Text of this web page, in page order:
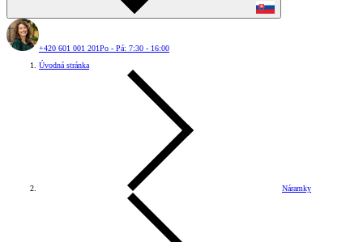
+420 601 001 201Po - Pá: 7:30 - 16:00
Úvodná stránka
Náramky